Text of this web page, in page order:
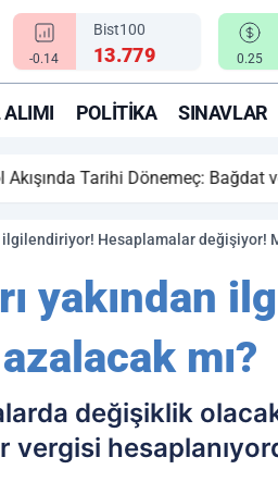
-0.14
Bist100
13.779 0.25
ALIMI POLITIKA SINAVLAR
Bağdat ve Erbil El Sıkıştı,
ilgilendiriyor! Hesaplamalar değişiyor!
yakından
mı?
değişiklik
vergisi